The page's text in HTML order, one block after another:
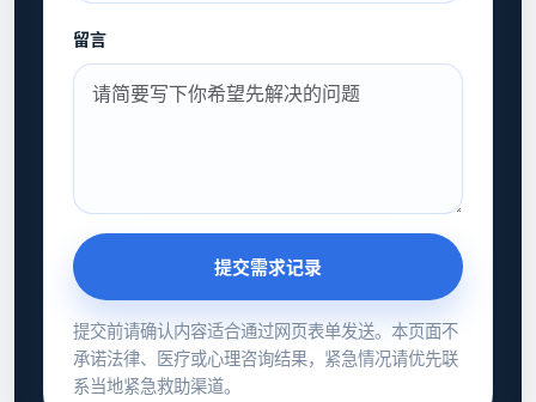
留言
提交需求记录
提交前请确认内容适合通过网页表单发送。本页面不
承诺法律、医疗或心理咨询结果，紧急情况请优先联
系当地紧急救助渠道。